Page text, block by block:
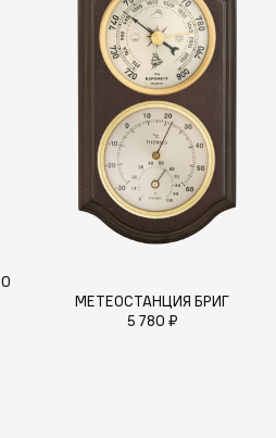
МЕТЕОСТАНЦИЯ БРИГ
5 780 ₽